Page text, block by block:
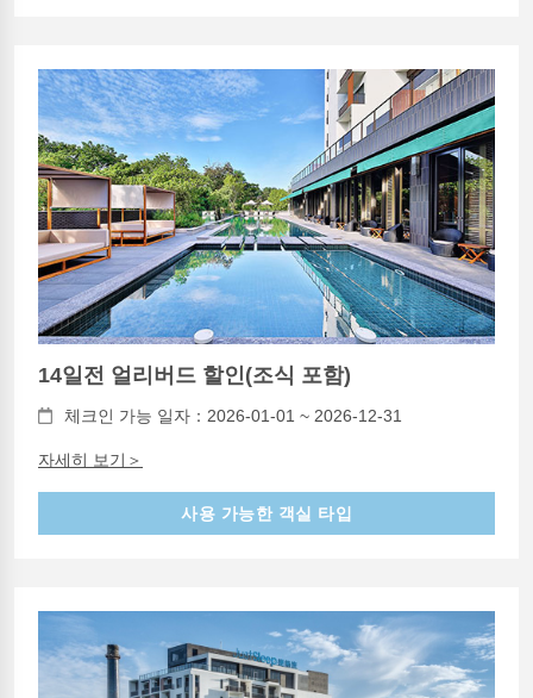
14일전 얼리버드 할인(조식 포함)
체크인 가능 일자：2026-01-01 ~ 2026-12-31
자세히 보기＞
사용 가능한 객실 타입